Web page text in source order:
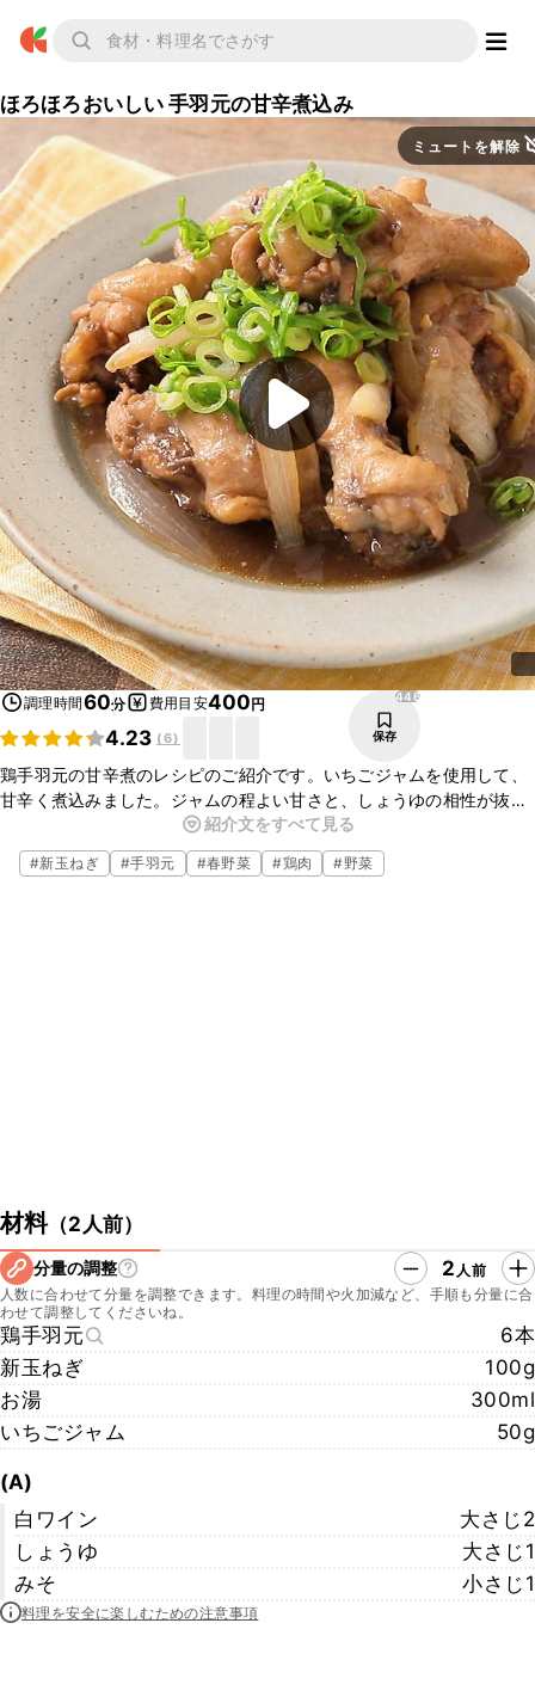
ほろほろおいしい 手羽元の甘辛煮込み
ミュートを解除
調理時間60分 費用目安400円
4.23 (6)
446
保存
鶏手羽元の甘辛煮のレシピのご紹介です。いちごジャムを使用して、
甘辛く煮込みました。ジャムの程よい甘さと、しょうゆの相性が抜群
で、クセになるおいしさです。隠し味にみそを入れているので、コク
があり、白いごはんにもよく合います。ぜひお試しください。
紹介文をすべて見る
#新玉ねぎ #手羽元 #春野菜 #鶏肉 #野菜
材料（2人前）
分量の調整 2 人前
人数に合わせて分量を調整できます。料理の時間や火加減など、手順も分量に合
わせて調整してくださいね。
鶏手羽元
6本
新玉ねぎ
100g
お湯
300ml
いちごジャム
50g
(A)
白ワイン
大さじ2
しょうゆ
大さじ1
みそ
小さじ1
料理を安全に楽しむための注意事項